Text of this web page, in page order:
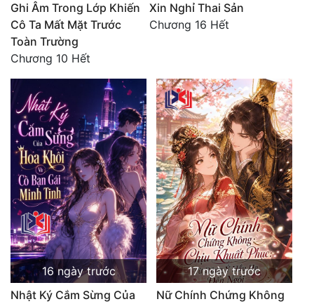
Điềm Đạm
Ghi Âm Trong Lớp Khiến
Cô Ta Mất Mặt Trước
Toàn Trường
Chương 10 Hết
Xin Nghỉ Thai Sản
Chương 16 Hết
16 ngày trước
Nhật Ký Cắm Sừng Của
17 ngày trước
Nữ Chính Chứng Không